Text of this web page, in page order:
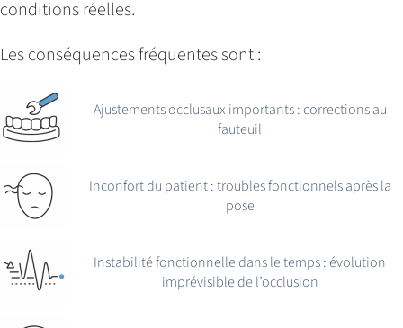
conditions réelles.
Les conséquences fréquentes sont :
Ajustements occlusaux importants : corrections au
fauteuil
Inconfort du patient : troubles fonctionnels après la
pose
Instabilité fonctionnelle dans le temps : évolution
imprévisible de l’occlusion